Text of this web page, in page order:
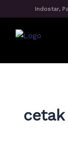
to
content
Indostar,